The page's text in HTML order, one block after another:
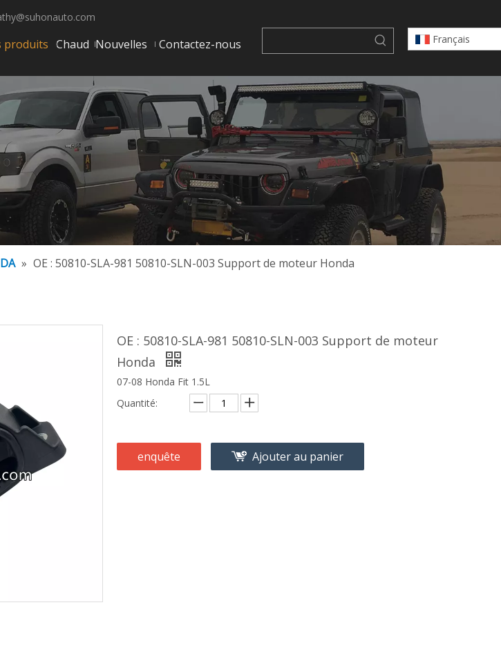
produits Chaud Nouvelles Contactez-nous Français
» OE : 50810-SLA-981 50810-SLN-003 Support de moteur Honda
OE : 50810-SLA-981 50810-SLN-003 Support de moteur
Honda
07-08 Honda Fit 1.5L
Quantité:
enquête Ajouter au panier